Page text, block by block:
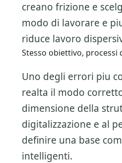
creano frizione e
modo di lavorare e
riduce lavoro
Stesso obiettivo, processi
Uno degli errori piu
realta il modo
dimensione della
digitalizzazione e al
definire una base
intelligenti.